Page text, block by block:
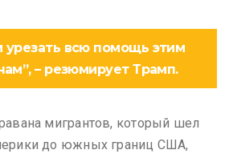
всю помощь этим
– резюмирует Трамп.
мигрантов, который шел
до южных границ США,